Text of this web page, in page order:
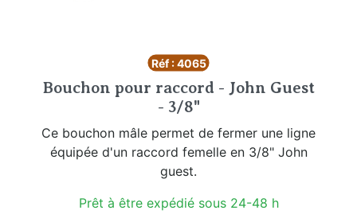
Réf : 4065
Bouchon pour raccord - John Guest
- 3/8"
Ce bouchon mâle permet de fermer une ligne
équipée d'un raccord femelle en 3/8" John
guest.
Prêt à être expédié sous 24-48 h